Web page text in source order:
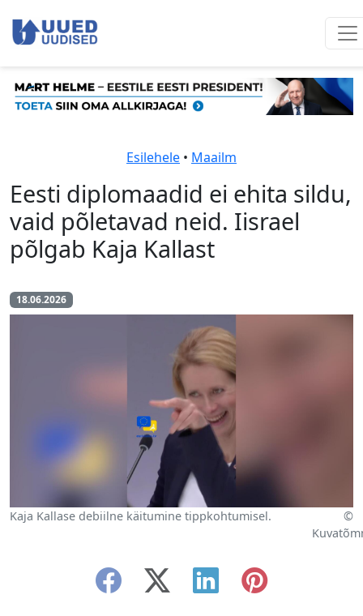
Esilehele • Maailm
Eesti diplomaadid ei ehita sildu,
vaid põletavad neid. Iisrael
põlgab Kaja Kallast
18.06.2026
Kaja Kallase debiilne käitumine tippkohtumisel.
©